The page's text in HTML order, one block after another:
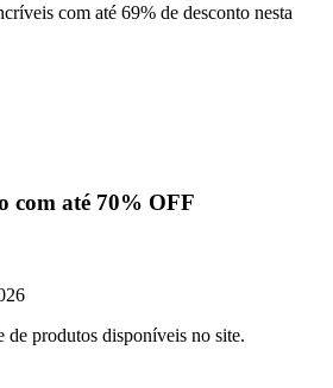
com até 69% de desconto nesta
com até 70% OFF
de produtos disponíveis no site.